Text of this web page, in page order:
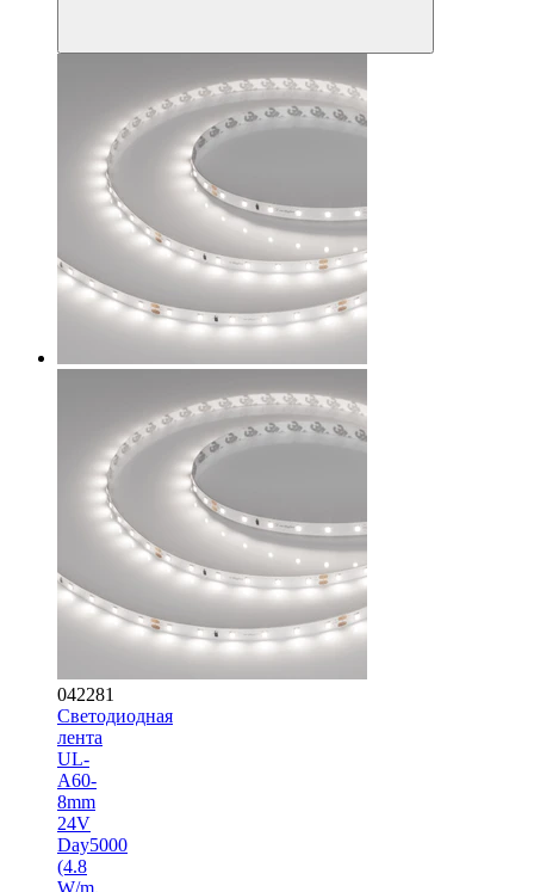
042281
Светодиодная
лента
UL-
A60-
8mm
24V
Day5000
(4.8
W/m,